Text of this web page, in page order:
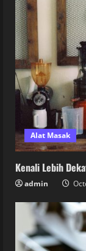
Alat Masak
Kenali Lebih
admin